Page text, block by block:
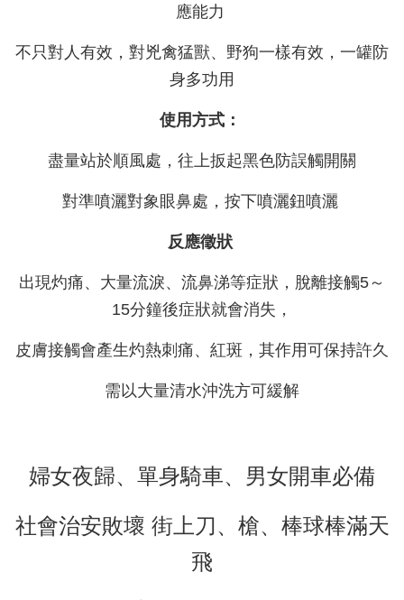
應能力
不只對人有效，對兇禽猛獸、野狗一樣有效，一罐防
身多功用
使用方式：
盡量站於順風處，往上扳起黑色防誤觸開關
對準噴灑對象眼鼻處，按下噴灑鈕噴灑
反應徵狀
出現灼痛、大量流淚、流鼻涕等症狀，脫離接觸5～
15分鐘後症狀就會消失，
皮膚接觸會產生灼熱刺痛、紅斑，其作用可保持許久
需以大量清水沖洗方可緩解
婦女夜歸、單身騎車、男女開車必備
社會治安敗壞 街上刀、槍、棒球棒滿天
飛